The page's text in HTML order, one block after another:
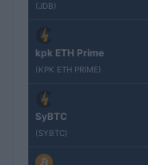
(JDB)
kpk ETH Prime
(KPK ETH PRIME)
SyBTC
(SYBTC)